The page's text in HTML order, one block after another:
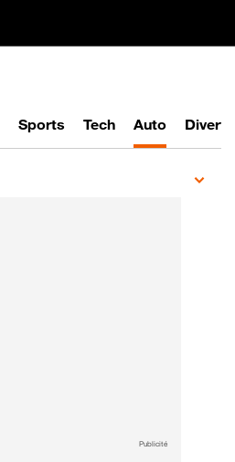
Sports Tech Auto
Publicité